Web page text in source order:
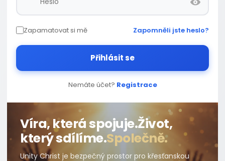
Zapamatovat si mě Zapomněli jste heslo?
Přihlásit se
Nemáte účet? Registrace
Víra, která spojuje.Život,
který sdílíme.Společně.
Unity Christ je bezpečný prostor pro křesťanskou